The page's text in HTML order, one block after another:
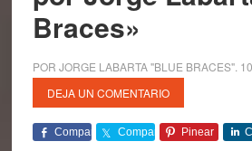
Braces»
POR JORGE LABARTA "BLUE BRACES".
DEJA UN COMENTARIO
Comparte Comparte Pinear